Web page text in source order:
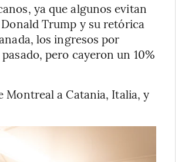
ya que algunos evitan
Trump y su retórica
los ingresos por
pero cayeron un 10%
Montreal a Catania, Italia, y